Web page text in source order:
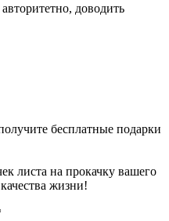
доводить
бесплатные подарки
листа на прокачку вашего
жизни!